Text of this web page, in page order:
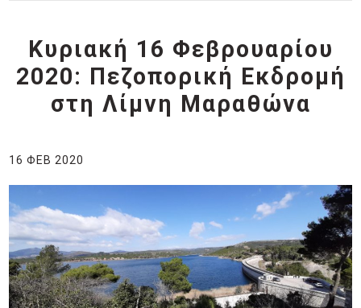
Κυριακή 16 Φεβρουαρίου
2020: Πεζοπορική Εκδρομή
στη Λίμνη Μαραθώνα
16 ΦΕΒ 2020